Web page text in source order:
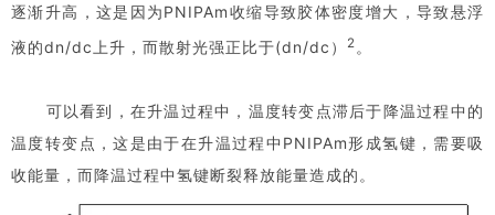
逐渐升高，这是因为PNIPAm收缩导致胶体密度增大，导致悬浮
液的dn/dc上升，而散射光强正比于(dn/dc）
2 。
可以看到，在升温过程中，温度转变点滞后于降温过程中的
温度转变点，这是由于在升温过程中PNIPAm形成氢键，需要吸
收能量，而降温过程中氢键断裂释放能量造成的。